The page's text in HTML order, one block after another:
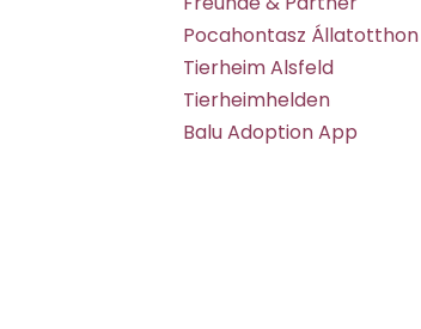
Pocahontasz Állatotthon
Tierheim Alsfeld
Tierheimhelden
Balu Adoption App